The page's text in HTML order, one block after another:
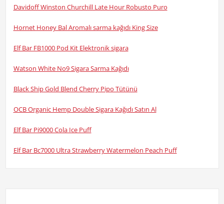
Davidoff Winston Churchill Late Hour Robusto Puro
Hornet Honey Bal Aromalı sarma kağıdı King Size
Elf Bar FB1000 Pod Kit Elektronik sigara
Watson White No9 Sigara Sarma Kağıdı
Black Ship Gold Blend Cherry Pipo Tütünü
OCB Organic Hemp Double Sigara Kağıdı Satın Al
Elf Bar Pi9000 Cola Ice Puff
Elf Bar Bc7000 Ultra Strawberry Watermelon Peach Puff